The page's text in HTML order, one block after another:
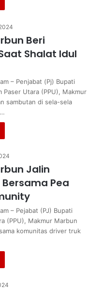
Beri
Shalat Idul
– Penjabat (Pj) Bupati
Paser Utara (PPU), Makmur
sambutan di sela-sela
Jalin
Pea
– Pejabat (PJ) Bupati
(PPU), Makmur Marbun
komunitas driver truk